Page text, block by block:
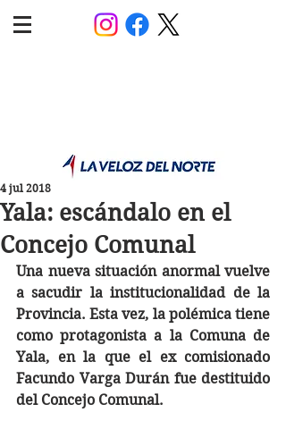
Yala: escándalo en el
Concejo Comunal
4 jul 2018
Una nueva situación anormal vuelve
a sacudir la institucionalidad de la
Provincia. Esta vez, la polémica tiene
como protagonista a la Comuna de
Yala, en la que el ex comisionado
Facundo Varga Durán fue destituido
del Concejo Comunal.